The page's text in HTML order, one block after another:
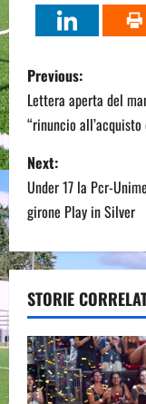
P
o
s
t
n
a
v
i
g
Previous:
Lettera aperta del
“rinuncio all’acquisto
Next:
Under 17 la Pcr-
girone Play in Silver
STORIE